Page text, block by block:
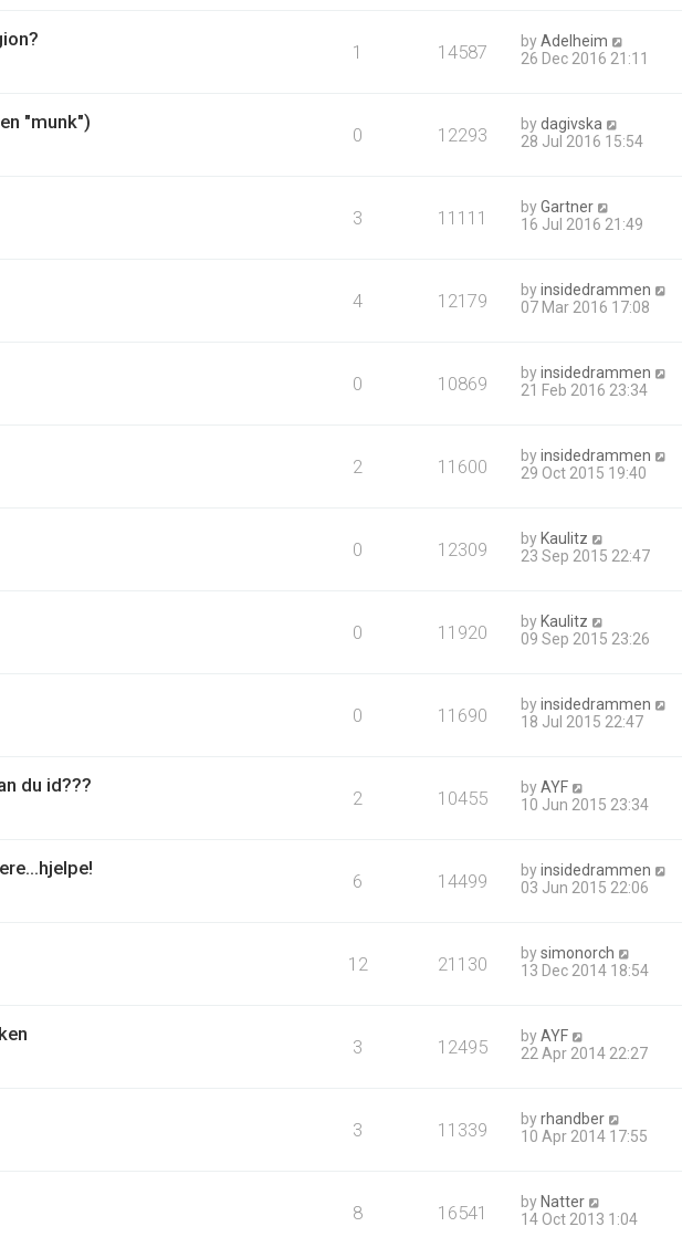
1 14587 byAdelheim
26 Dec 2016 21:11
"munk")
0 12293 bydagivska
28 Jul 2016 15:54
3 11111 byGartner
16 Jul 2016 21:49
4 12179 byinsidedrammen
07 Mar 2016 17:08
0 10869 byinsidedrammen
21 Feb 2016 23:34
2 11600 byinsidedrammen
29 Oct 2015 19:40
0 12309 by Kaulitz
23 Sep 2015 22:47
0 11920 by Kaulitz
09 Sep 2015 23:26
0 11690 byinsidedrammen
18 Jul 2015 22:47
du id???
2 10455 byAYF
10 Jun 2015 23:34
6 14499 byinsidedrammen
03 Jun 2015 22:06
12 21130 bysimonorch
13 Dec 2014 18:54
3 12495 byAYF
22 Apr 2014 22:27
3 11339 byrhandber
10 Apr 2014 17:55
8 16541 by Natter
14 Oct 2013 1:04